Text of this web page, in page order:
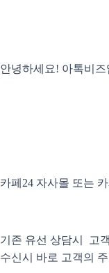
안녕하세요! 아톡비즈
카페24 자사몰 또는
기존 유선 상담시 고
수신시 바로 고객의